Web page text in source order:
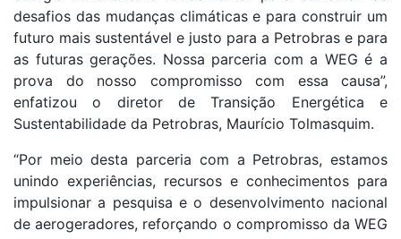
desafios das mudanças climáticas e para construir um
futuro mais sustentável e justo para a Petrobras e para
as futuras gerações. Nossa parceria com a WEG é a
prova do nosso compromisso com essa causa”,
enfatizou o diretor de Transição Energética e
Sustentabilidade da Petrobras, Maurício Tolmasquim.
“Por meio desta parceria com a Petrobras, estamos
unindo experiências, recursos e conhecimentos para
impulsionar a pesquisa e o desenvolvimento nacional
de aerogeradores, reforçando o compromisso da WEG